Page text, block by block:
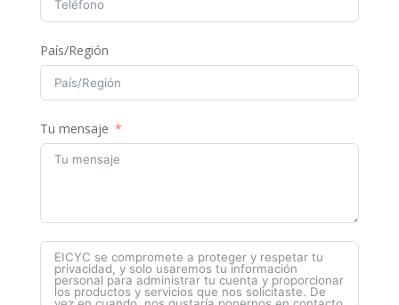
País/Región
Tu mensaje